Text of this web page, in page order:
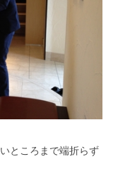
ところまで端折らず